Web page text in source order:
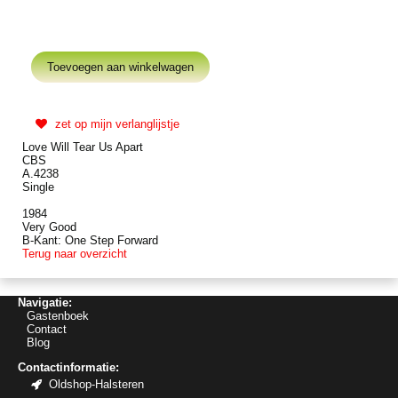
zet op mijn verlanglijstje
Love Will Tear Us Apart
CBS
A.4238
Single
1984
Very Good
B-Kant: One Step Forward
Terug naar overzicht
Navigatie:
Gastenboek
Contact
Blog
Contactinformatie:
Oldshop-Halsteren